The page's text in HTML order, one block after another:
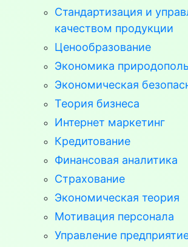
Стандартизация и
качеством продукции
Ценообразование
Экономика
Экономическая
Теория бизнеса
Интернет маркетинг
Кредитование
Финансовая аналитика
Страхование
Экономическая теория
Мотивация персонала
Управление